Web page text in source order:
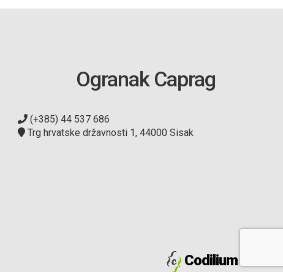
Ogranak Caprag
(+385) 44 537 686
Trg hrvatske državnosti 1, 44000 Sisak
Codilium d.o.o.